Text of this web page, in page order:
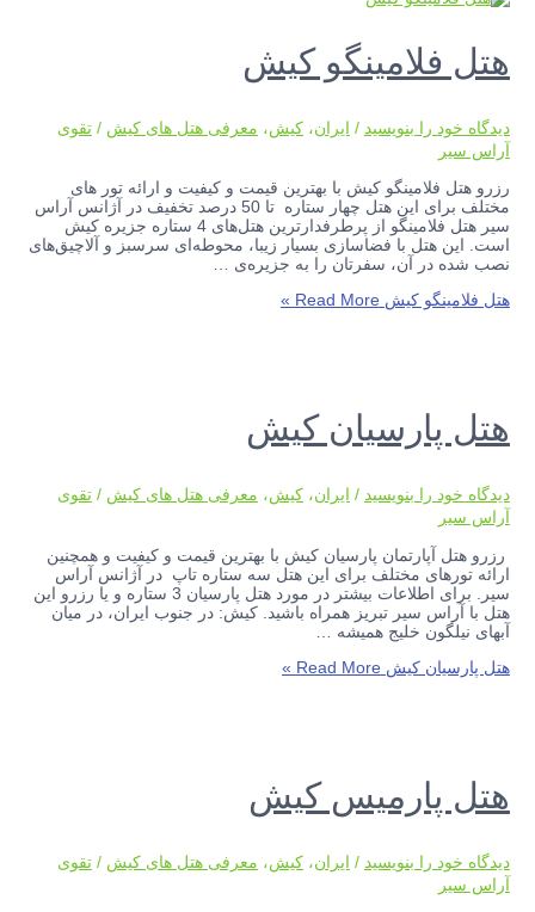
هتل فلامینگو کیش
دیدگاه‌ خود را بنویسید / ایران،کیش، معرفی هتل های کیش /تقوی
آراس سیر
رزرو هتل فلامینگو کیش با بهترین قیمت و کیفیت و ارائه تور های
مختلف برای این هتل چهار ستاره تا 50 درصد تخفیف در آژانس آراس
سیر هتل فلامینگو از پرطرفدارترین هتل‌های 4 ستاره جزیره کیش
است. این هتل با فضاسازی بسیار زیبا، محوطه‌ای سرسبز و آلاچیق‌های
نصب شده در آن، سفرتان را به جزیره‌ی …
هتل فلامینگو کیش
هتل پارسیان کیش
دیدگاه‌ خود را بنویسید / ایران،کیش، معرفی هتل های کیش /تقوی
آراس سیر
رزرو هتل آپارتمان پارسیان کیش با بهترین قیمت و کیفیت و همچنین
ارائه تورهای مختلف برای این هتل سه ستاره تاپ در آژانس آراس
سیر. برای اطلاعات بیشتر در مورد هتل پارسیان 3 ستاره و یا رزرو این
هتل با آراس سیر تبریز همراه باشید. کیش: در جنوب ایران، در میان
آبهای نیلگون خلیج همیشه …
هتل پارسیان کیش
هتل پارمیس کیش
دیدگاه‌ خود را بنویسید / ایران،کیش، معرفی هتل های کیش /تقوی
آراس سیر